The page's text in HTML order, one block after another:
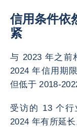
信用条件依
紧
与 2023 年之前
2024 年信用期
但低于 2018-
受访的 13 个
2024 年有所延